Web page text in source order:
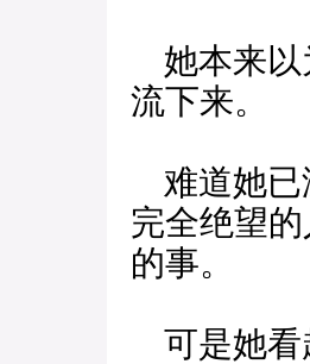
她本来以
流下来。
难道她已
完全绝望
的事。
可是她看